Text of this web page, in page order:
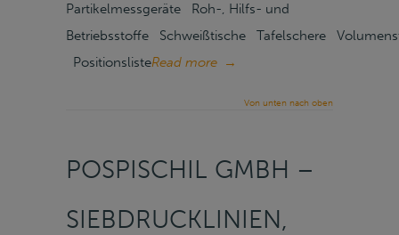
Partikelmessgeräte Roh-, Hilfs- und
Betriebsstoffe Schweißtische Tafelschere
PositionslisteRead more →
Von unten nach oben
POSPISCHIL GMBH –
SIEBDRUCKLINIEN,